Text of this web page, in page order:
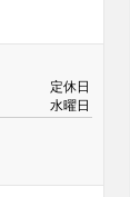
定休日
水曜日